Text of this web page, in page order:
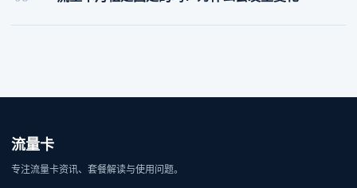
流量卡
专注流量卡资讯、套餐解读与使用问题。